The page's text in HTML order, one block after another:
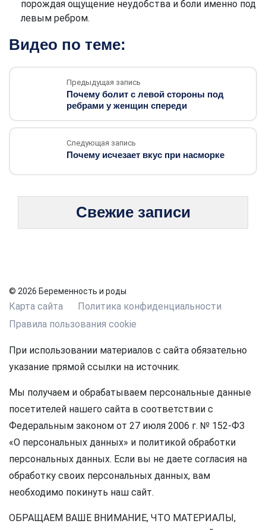
порождая ощущение неудобства и боли именно под
левым ребром.
Видео по теме:
Предыдущая запись
Почему болит с левой стороны под
ребрами у женщин спереди
Следующая запись
Почему исчезает вкус при насморке
Свежие записи
© 2026 Беременность и роды
Карта сайта
Политика конфиденциальности
Правила пользования cookie
При использовании материалов с сайта обязательно
указание прямой ссылки на источник.
Мы получаем и обрабатываем персональные данные
посетителей нашего сайта в соответствии с
Федеральным законом от 27 июля 2006 г. № 152-ФЗ
«О персональных данных» и политикой обработки
персональных данных. Если вы не даете согласия на
обработку своих персональных данных, вам
необходимо покинуть наш сайт.
ОБРАЩАЕМ ВАШЕ ВНИМАНИЕ, ЧТО МАТЕРИАЛЫ,